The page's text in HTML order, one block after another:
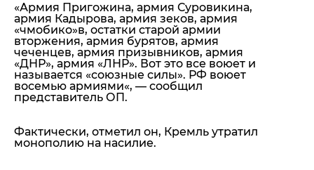
«Армия Пригожина, армия Суровикина,
армия Кадырова, армия зеков, армия
«чмобико»в, остатки старой армии
вторжения, армия бурятов, армия
чеченцев, армия призывников, армия
«ДНР», армия «ЛНР». Вот это все воюет и
называется «союзные силы». РФ воюет
восемью армиями«, — сообщил
представитель ОП.
Фактически, отметил он, Кремль утратил
монополию на насилие.